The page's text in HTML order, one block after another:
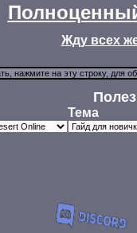
Жду всех
Тема